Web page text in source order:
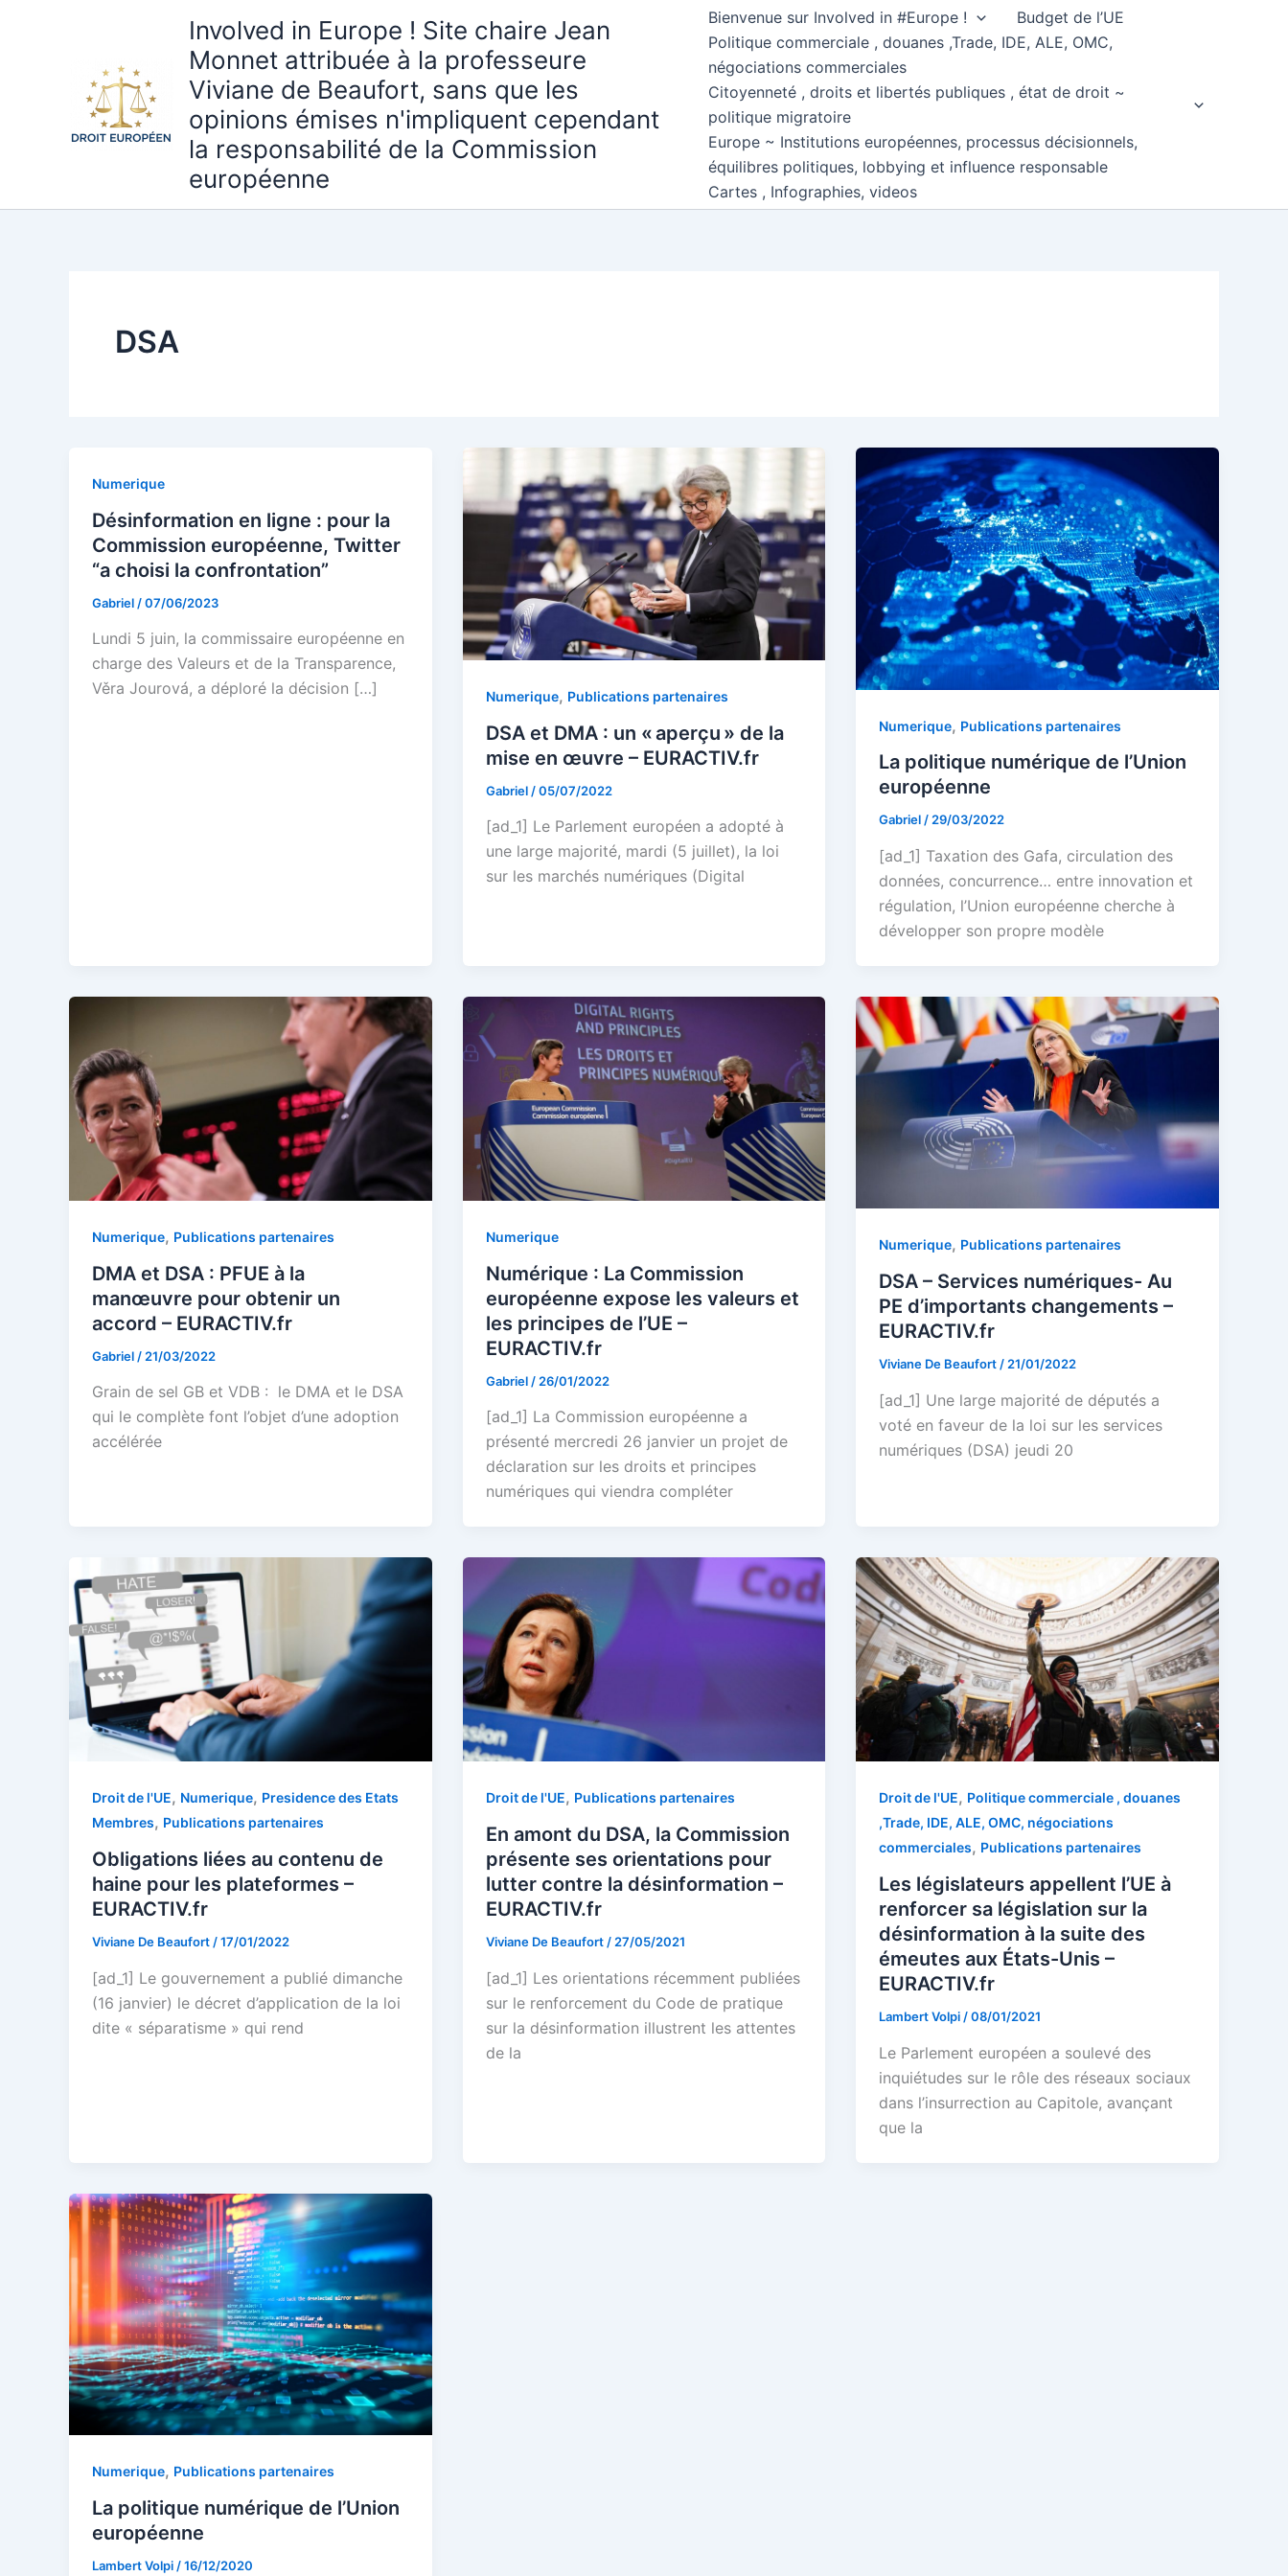
Involved in Europe ! Site chaire Jean
Monnet attribuée à la professeure
Viviane de Beaufort, sans que les
opinions émises n'impliquent cependant
la responsabilité de la Commission
européenne
Bienvenue sur Involved in #Europe !
Budget de l’UE
Politique commerciale , douanes ,Trade, IDE, ALE, OMC,
négociations commerciales
Citoyenneté , droits et libertés publiques , état de droit ~
politique migratoire
Europe ~ Institutions européennes, processus décisionnels,
équilibres politiques, lobbying et influence responsable
Cartes , Infographies, videos
DSA
Numerique
Désinformation en ligne : pour la
Commission européenne, Twitter
“a choisi la confrontation”
Gabriel /07/06/2023
Lundi 5 juin, la commissaire européenne en
charge des Valeurs et de la Transparence,
Věra Jourová, a déploré la décision […]
Numerique, Publications partenaires
DSA et DMA : un « aperçu » de la
mise en œuvre – EURACTIV.fr
Gabriel /05/07/2022
[ad_1] Le Parlement européen a adopté à
une large majorité, mardi (5 juillet), la loi
sur les marchés numériques (Digital
Numerique, Publications partenaires
La politique numérique de l’Union
européenne
Gabriel/29/03/2022
[ad_1] Taxation des Gafa, circulation des
données, concurrence… entre innovation et
régulation, l’Union européenne cherche à
développer son propre modèle
Numerique, Publications partenaires
DMA et DSA : PFUE à la
manœuvre pour obtenir un
accord – EURACTIV.fr
Gabriel / 21/03/2022
Grain de sel GB et VDB : le DMA et le DSA
qui le complète font l’objet d’une adoption
accélérée
Numerique
Numérique : La Commission
européenne expose les valeurs et
les principes de l’UE –
EURACTIV.fr
Gabriel / 26/01/2022
[ad_1] La Commission européenne a
présenté mercredi 26 janvier un projet de
déclaration sur les droits et principes
numériques qui viendra compléter
Numerique, Publications partenaires
DSA – Services numériques- Au
PE d’importants changements –
EURACTIV.fr
Viviane De Beaufort/21/01/2022
[ad_1] Une large majorité de députés a
voté en faveur de la loi sur les services
numériques (DSA) jeudi 20
Droit de l'UE, Numerique, Presidence des Etats
Membres, Publications partenaires
Obligations liées au contenu de
haine pour les plateformes –
EURACTIV.fr
Viviane De Beaufort /17/01/2022
[ad_1] Le gouvernement a publié dimanche
(16 janvier) le décret d’application de la loi
dite « séparatisme » qui rend
Droit de l'UE, Publications partenaires
En amont du DSA, la Commission
présente ses orientations pour
lutter contre la désinformation –
EURACTIV.fr
Viviane De Beaufort / 27/05/2021
[ad_1] Les orientations récemment publiées
sur le renforcement du Code de pratique
sur la désinformation illustrent les attentes
de la
Droit de l'UE, Politique commerciale , douanes
,Trade, IDE, ALE, OMC, négociations
commerciales, Publications partenaires
Les législateurs appellent l’UE à
renforcer sa législation sur la
désinformation à la suite des
émeutes aux États-Unis –
EURACTIV.fr
Lambert Volpi /08/01/2021
Le Parlement européen a soulevé des
inquiétudes sur le rôle des réseaux sociaux
dans l’insurrection au Capitole, avançant
que la
Numerique, Publications partenaires
La politique numérique de l’Union
européenne
Lambert Volpi /16/12/2020